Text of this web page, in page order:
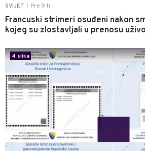
SVIJET Pre 9 h
Francuski strimeri osuđeni nakon
kojeg su zlostavljali u prenosu uživo
4 slika